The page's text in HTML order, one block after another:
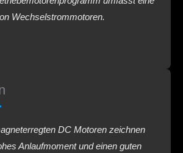
Wechselstrommotoren.
DC Motoren zeichnen
Anlaufmoment und einen guten